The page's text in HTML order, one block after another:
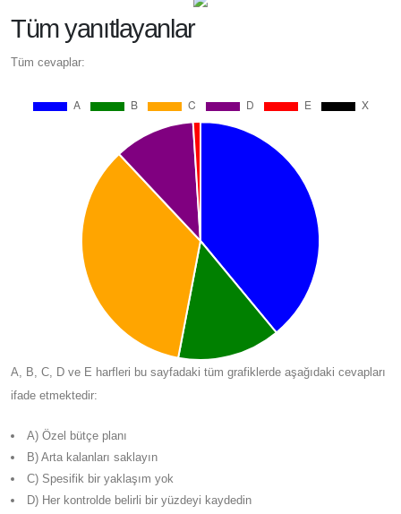
Tüm yanıtlayanlar
Tüm cevaplar:
A, B, C, D ve E harfleri bu sayfadaki tüm grafiklerde aşağıdaki cevapları
ifade etmektedir:
A) Özel bütçe planı
B) Arta kalanları saklayın
C) Spesifik bir yaklaşım yok
D) Her kontrolde belirli bir yüzdeyi kaydedin